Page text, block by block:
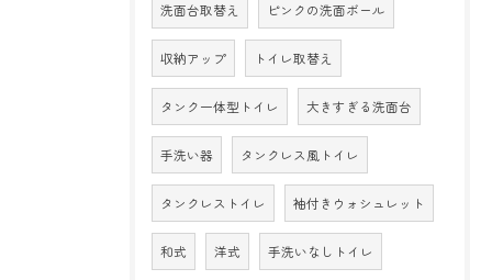
洗面台取替え ピンクの洗面ボール
収納アップ トイレ取替え
タンク一体型トイレ 大きすぎる洗面台
手洗い器 タンクレス風トイレ
タンクレストイレ 袖付きウォシュレット
和式 洋式 手洗いなしトイレ